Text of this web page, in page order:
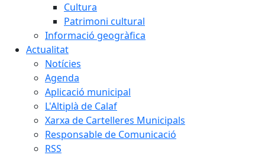
Cultura
Patrimoni cultural
Informació geogràfica
Actualitat
Notícies
Agenda
Aplicació municipal
L'Altiplà de Calaf
Xarxa de Cartelleres Municipals
Responsable de Comunicació
RSS